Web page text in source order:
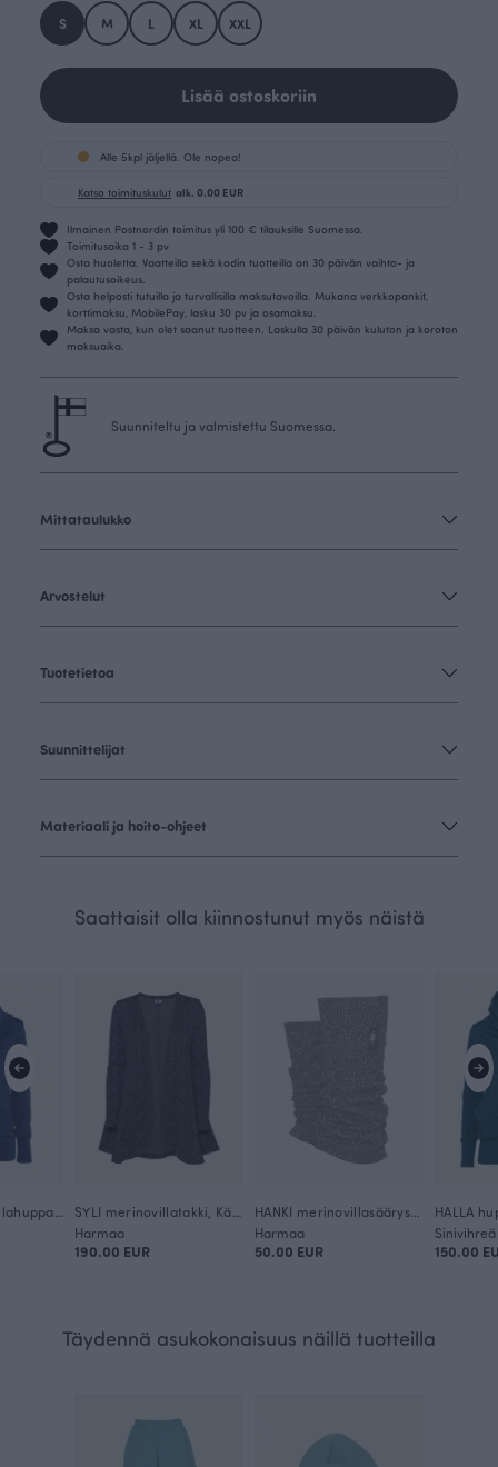
S M L XL XXL
Lisää ostoskoriin
Alle 5kpl jäljellä. Ole nopea!
Katso toimituskulut alk. 0.00 EUR
Ilmainen Postnordin toimitus yli 100 € tilauksille Suomessa.
Toimitusaika 1 - 3 pv
Osta huoletta. Vaatteilla sekä kodin tuotteilla on 30 päivän vaihto- ja
palautusoikeus.
Osta helposti tutuilla ja turvallisilla maksutavoilla. Mukana verkkopankit,
korttimaksu, MobilePay, lasku 30 pv ja osamaksu.
Maksa vasta, kun olet saanut tuotteen. Laskulla 30 päivän kuluton ja koroton
maksuaika.
Suunniteltu ja valmistettu Suomessa.
Mittataulukko
Arvostelut
Tuotetietoa
Suunnittelijat
Materiaali ja hoito-ohjeet
Saattaisit olla kiinnostunut myös näistä
KUURA merinovillahuppari, Loop
SYLI merinovillatakki, Käpälikkö
Harmaa
190.00 EUR
HANKI merinovillasäärystimet, Käpälikkö
Harmaa
50.00 EUR
HALLA
Sinivihreä
150.00
Täydennä asukokonaisuus näillä tuotteilla